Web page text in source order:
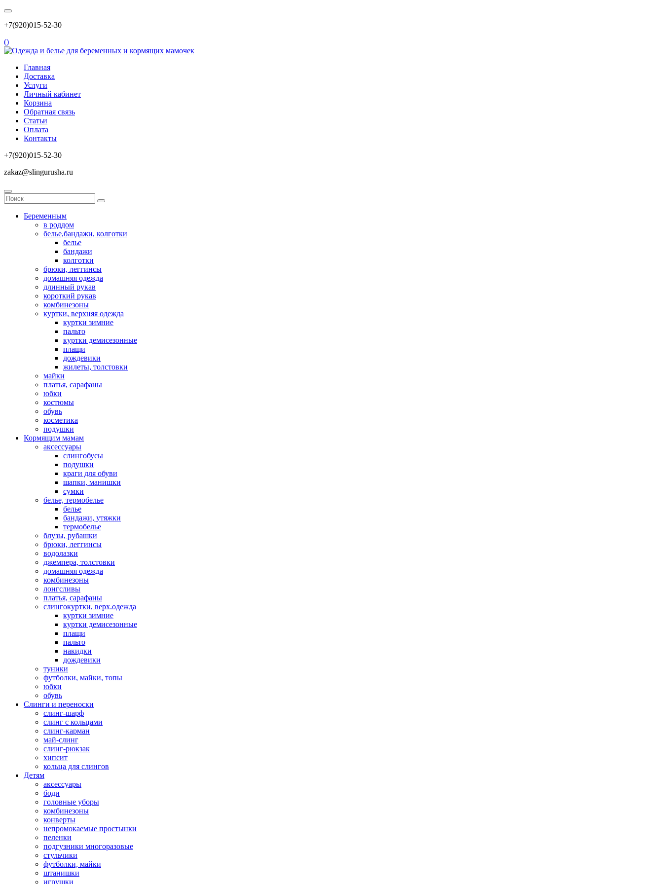
+7(920)015-52-30
()
Главная
Доставка
Услуги
Личный кабинет
Корзина
Обратная связь
Статьи
Оплата
Контакты
+7(920)015-52-30
zakaz@slingurusha.ru
Беременным
в роддом
белье,бандажи, колготки
белье
бандажи
колготки
брюки, леггинсы
домашняя одежда
длинный рукав
короткий рукав
комбинезоны
куртки, верхняя одежда
куртки зимние
пальто
куртки демисезонные
плащи
дождевики
жилеты, толстовки
майки
платья, сарафаны
юбки
костюмы
обувь
косметика
подушки
Кормящим мамам
аксессуары
слингобусы
подушки
краги для обуви
шапки, манишки
сумки
белье, термобелье
белье
бандажи, утяжки
термобелье
блузы, рубашки
брюки, леггинсы
водолазки
джемпера, толстовки
домашняя одежда
комбинезоны
лонгсливы
платья, сарафаны
слингокуртки, верх.одежда
куртки зимние
куртки демисезонные
плащи
пальто
накидки
дождевики
туники
футболки, майки, топы
юбки
обувь
Слинги и переноски
слинг-шарф
слинг с кольцами
слинг-карман
май-слинг
слинг-рюкзак
хипсит
кольца для слингов
Детям
аксессуары
боди
головные уборы
комбинезоны
конверты
непромокаемые простынки
пеленки
подгузники многоразовые
стульчики
футболки, майки
штанишки
игрушки